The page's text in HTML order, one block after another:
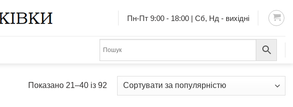
Пн-Пт 9:00 - 18:00 | Сб, Нд - вихідні
Показано 21–40 із 92